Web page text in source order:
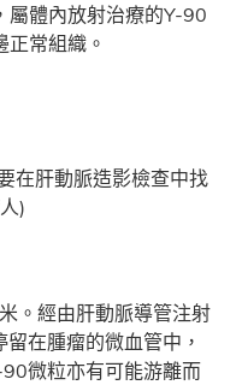
屬體內放射治療的Y-90
常組織。
在肝動脈造影檢查中找
)
。經由肝動脈導管注射
在腫瘤的微血管中，
微粒亦有可能游離而